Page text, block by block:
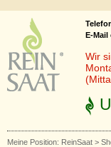
E-Mail
Wir
Meine Position: ReinSaat >